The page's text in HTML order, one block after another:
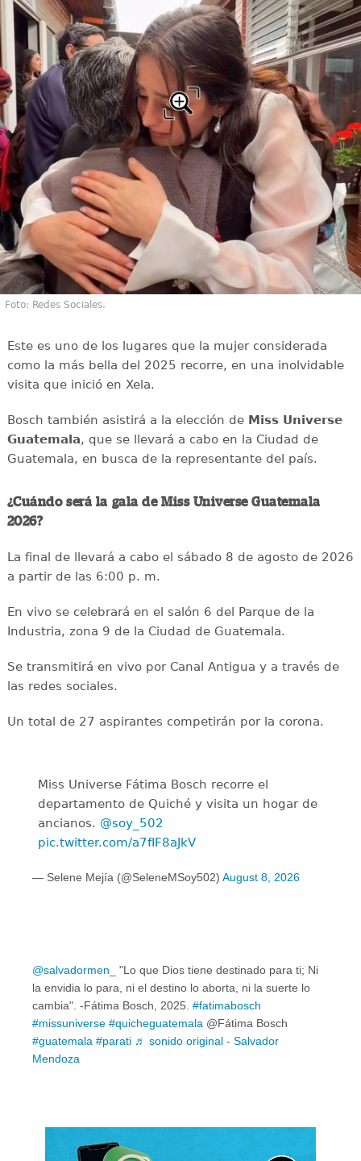
Foto: Redes Sociales.
Este es uno de los lugares que la mujer considerada
como la más bella del 2025 recorre, en una inolvidable
visita que inició en Xela.
Bosch también asistirá a la elección deMiss Universe
Guatemala, que se llevará a cabo en la Ciudad de
Guatemala, en busca de la representante del país.
¿Cuándo será la gala de Miss Universe Guatemala
2026?
La final de llevará a cabo el sábado 8 de agosto de 2026
a partir de las 6:00 p. m.
En vivo se celebrará en el salón 6 del Parque de la
Industria, zona 9 de la Ciudad de Guatemala.
Se transmitirá en vivo por Canal Antigua y a través de
las redes sociales.
Un total de 27 aspirantes competirán por la corona.
Miss Universe Fátima Bosch recorre el
departamento de Quiché y visita un hogar de
ancianos. @soy_502
pic.twitter.com/a7fIF8aJkV
— Selene Mejía (@SeleneMSoy502) August 8, 2026
@salvadormen_
"Lo que Dios tiene destinado para ti; Ni
la envidia lo para, ni el destino lo aborta, ni la suerte lo
cambia". -Fátima Bosch, 2025. #fatimabosch
#missuniverse #quicheguatemala @Fátima Bosch
#guatemala #parati ♬ sonido original - Salvador
Mendoza